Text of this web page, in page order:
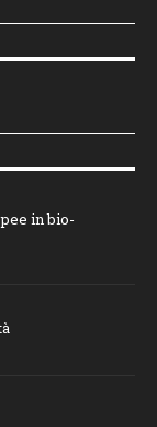
in bio-